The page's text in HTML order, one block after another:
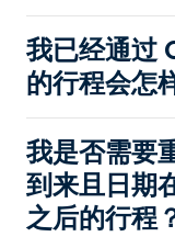
我已经通
的行程会怎
我是否需要
到来且日期
之后的行程